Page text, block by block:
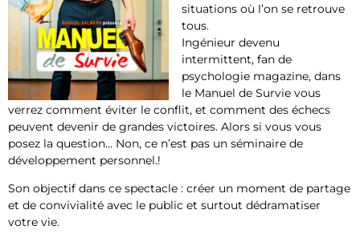
situations où l’on se retrouve
tous.
Ingénieur devenu
intermittent, fan de
psychologie magazine, dans
le Manuel de Survie vous
verrez comment éviter le conflit, et comment des échecs
peuvent devenir de grandes victoires. Alors si vous vous
posez la question… Non, ce n’est pas un séminaire de
développement personnel.!
Son objectif dans ce spectacle : créer un moment de partage
et de convivialité avec le public et surtout dédramatiser
votre vie.